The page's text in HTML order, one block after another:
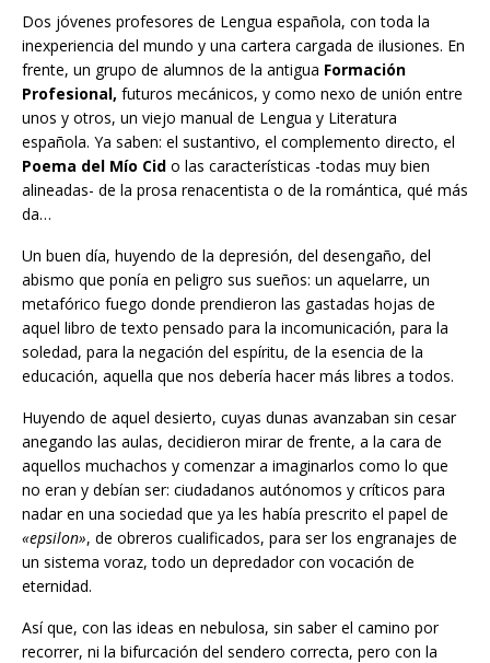
Dos jóvenes profesores de Lengua española, con toda la
inexperiencia del mundo y una cartera cargada de ilusiones. En
frente, un grupo de alumnos de la antigua Formación
Profesional, futuros mecánicos, y como nexo de unión entre
unos y otros, un viejo manual de Lengua y Literatura
española. Ya saben: el sustantivo, el complemento directo, el
Poema del Mío Cid o las características -todas muy bien
alineadas- de la prosa renacentista o de la romántica, qué más
da…
Un buen día, huyendo de la depresión, del desengaño, del
abismo que ponía en peligro sus sueños: un aquelarre, un
metafórico fuego donde prendieron las gastadas hojas de
aquel libro de texto pensado para la incomunicación, para la
soledad, para la negación del espíritu, de la esencia de la
educación, aquella que nos debería hacer más libres a todos.
Huyendo de aquel desierto, cuyas dunas avanzaban sin cesar
anegando las aulas, decidieron mirar de frente, a la cara de
aquellos muchachos y comenzar a imaginarlos como lo que
no eran y debían ser: ciudadanos autónomos y críticos para
nadar en una sociedad que ya les había prescrito el papel de
«epsilon», de obreros cualificados, para ser los engranajes de
un sistema voraz, todo un depredador con vocación de
eternidad.
Así que, con las ideas en nebulosa, sin saber el camino por
recorrer, ni la bifurcación del sendero correcta, pero con la